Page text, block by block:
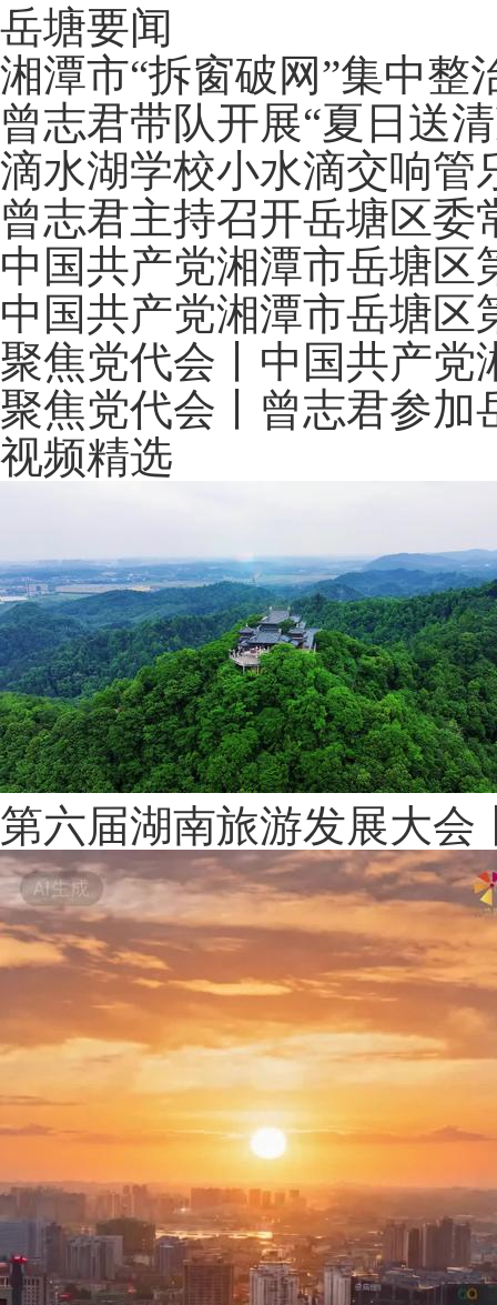
岳塘要闻
湘潭市“拆窗破网”集中整
曾志君带队开展“夏日送
滴水湖学校小水滴交响管
曾志君主持召开岳塘区委
中国共产党湘潭市岳塘
中国共产党湘潭市岳塘
聚焦党代会丨中国共产党
聚焦党代会丨曾志君参加
视频精选
第六届湖南旅游发展大会